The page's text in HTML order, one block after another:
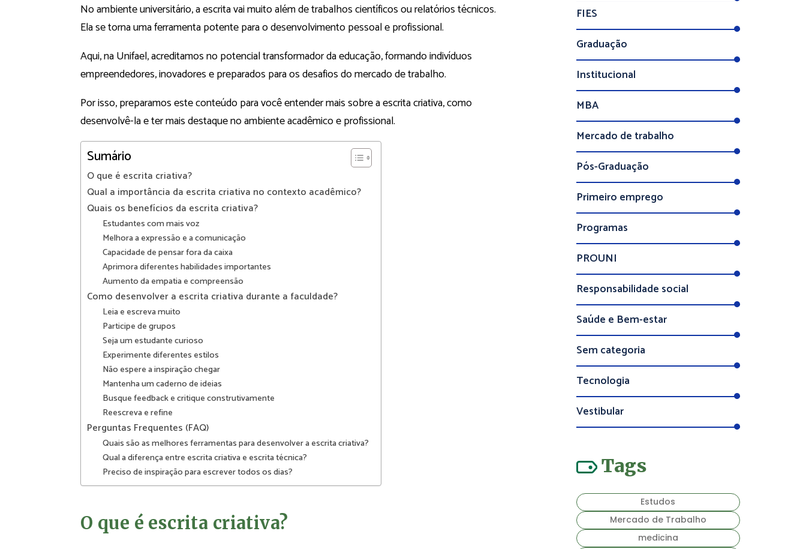
No ambiente universitário, a escrita vai muito além de trabalhos científicos ou relatórios técnicos.
Ela se torna uma ferramenta potente para o desenvolvimento pessoal e profissional.
Aqui, na Unifael, acreditamos no potencial transformador da educação, formando indivíduos
empreendedores, inovadores e preparados para os desafios do mercado de trabalho.
Por isso, preparamos este conteúdo para você entender mais sobre a escrita criativa, como
desenvolvê-la e ter mais destaque no ambiente acadêmico e profissional.
Sumário
O que é escrita criativa?
Qual a importância da escrita criativa no contexto acadêmico?
Quais os benefícios da escrita criativa?
Estudantes com mais voz
Melhora a expressão e a comunicação
Capacidade de pensar fora da caixa
Aprimora diferentes habilidades importantes
Aumento da empatia e compreensão
Como desenvolver a escrita criativa durante a faculdade?
Leia e escreva muito
Participe de grupos
Seja um estudante curioso
Experimente diferentes estilos
Não espere a inspiração chegar
Mantenha um caderno de ideias
Busque feedback e critique construtivamente
Reescreva e refine
Perguntas Frequentes (FAQ)
Quais são as melhores ferramentas para desenvolver a escrita criativa?
Qual a diferença entre escrita criativa e escrita técnica?
Preciso de inspiração para escrever todos os dias?
O que é escrita criativa?
FIES
Graduação
Institucional
MBA
Mercado de trabalho
Pós-Graduação
Primeiro emprego
Programas
PROUNI
Responsabilidade social
Saúde e Bem-estar
Sem categoria
Tecnologia
Vestibular
Tags
Estudos
Mercado de Trabalho
medicina